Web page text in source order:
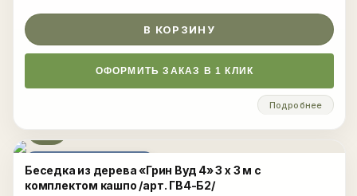
В КОРЗИНУ
ОФОРМИТЬ ЗАКАЗ В 1 КЛИК
Подробнее
Беседка из дерева «Грин Вуд 4» 3 х 3 м с
комплектом кашпо /арт. ГВ4-Б2/